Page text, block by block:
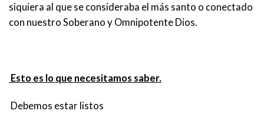
siquiera al que se consideraba el más santo o conectado
con nuestro Soberano y Omnipotente Dios.
Esto es lo que necesitamos saber.
Debemos estar listos